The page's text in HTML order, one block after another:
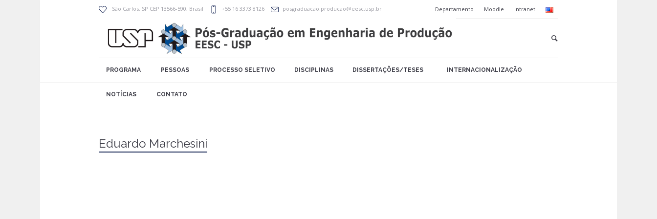
Departamento Moodle Intranet
São Carlos, SP CEP 13566-590, Brasil +55 16 3373.8126 posgraduacao.producao@eesc.usp.br
PROGRAMA PESSOAS PROCESSO SELETIVO DISCIPLINAS DISSERTAÇÕES/TESES INTERNACIONALIZAÇÃO
NOTÍCIAS CONTATO
Eduardo Marchesini